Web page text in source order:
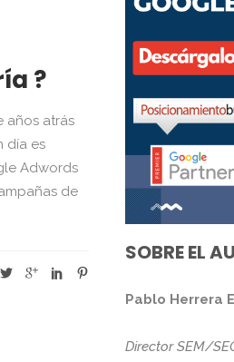
?
años atrás
día es
Adwords
de
SOBRE EL
Pablo Herrera
Director SEM/